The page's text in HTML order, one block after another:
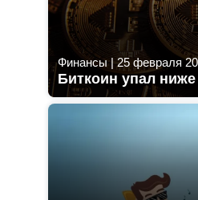
Финансы|25 февраля
Биткоин упал